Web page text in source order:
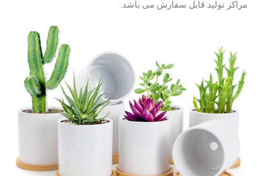
مراکز تولید قابل سفارش می باشد.